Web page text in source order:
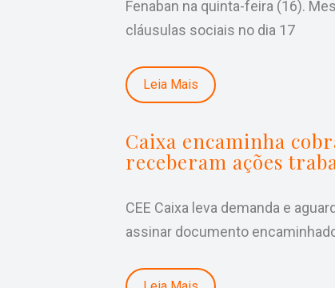
Fenaban na quinta-feira (16).
cláusulas sociais no dia 17
Leia Mais
Caixa encaminha
receberam ações
CEE Caixa leva demanda e
assinar documento